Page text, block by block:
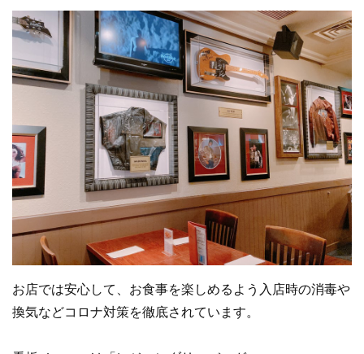
お店では安心して、お食事を楽しめるよう入店時の消毒や
換気などコロナ対策を徹底されています。